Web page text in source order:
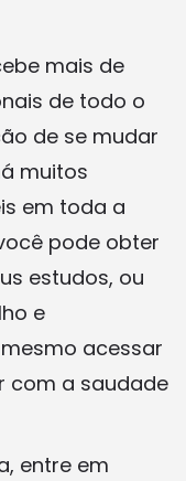
mais de
de todo o
de se mudar
muitos
em toda a
pode obter
estudos, ou
e
acessar
com a saudade
entre em